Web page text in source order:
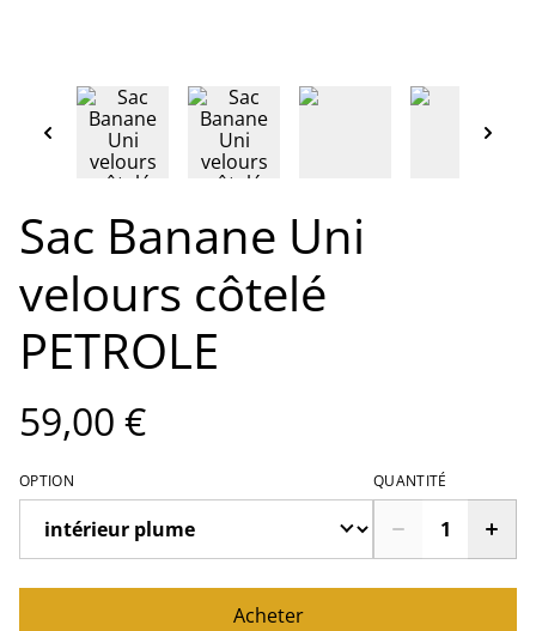
Sac Banane Uni
velours côtelé
PETROLE
59,00 €
OPTION QUANTITÉ
Acheter